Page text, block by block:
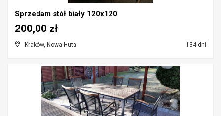
Sprzedam stół biały 120x120
Kraków, Nowa Huta 134 dni
200,00 zł